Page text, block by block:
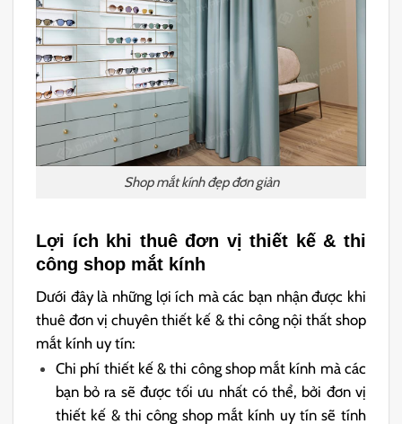
Shop mắt kính đẹp đơn giản
Lợi ích khi thuê đơn vị thiết kế & thi
công shop mắt kính
Dưới đây là những lợi ích mà các bạn nhận được khi
thuê đơn vị chuyên thiết kế & thi công nội thất shop
mắt kính uy tín:
Chi phí thiết kế & thi công shop mắt kính mà các
bạn bỏ ra sẽ được tối ưu nhất có thể, bởi đơn vị
thiết kế & thi công shop mắt kính uy tín sẽ tính